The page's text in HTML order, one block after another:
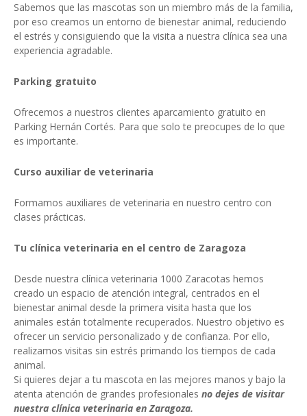
Sabemos que las mascotas son un miembro más de la familia,
por eso creamos un entorno de bienestar animal, reduciendo
el estrés y consiguiendo que la visita a nuestra clínica sea una
experiencia agradable.
Parking gratuito
Ofrecemos a nuestros clientes aparcamiento gratuito en
Parking Hernán Cortés. Para que solo te preocupes de lo que
es importante.
Curso auxiliar de veterinaria
Formamos auxiliares de veterinaria en nuestro centro con
clases prácticas.
Tu clínica veterinaria en el centro de Zaragoza
Desde nuestra clínica veterinaria 1000 Zaracotas hemos
creado un espacio de atención integral, centrados en el
bienestar animal desde la primera visita hasta que los
animales están totalmente recuperados. Nuestro objetivo es
ofrecer un servicio personalizado y de confianza. Por ello,
realizamos visitas sin estrés primando los tiempos de cada
animal.
Si quieres dejar a tu mascota en las mejores manos y bajo la
atenta atención de grandes profesionales no dejes de visitar
nuestra clínica veterinaria en Zaragoza.